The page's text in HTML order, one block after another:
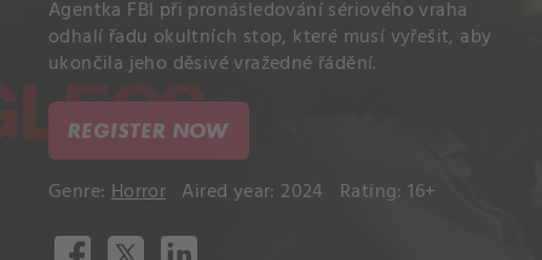
Agentka FBI při pronásledování sériového vraha
odhalí řadu okultních stop, které musí vyřešit, aby
ukončila jeho děsivé vražedné řádění.
REGISTER NOW
Genre: Horror Aired year: 2024 Rating: 16+